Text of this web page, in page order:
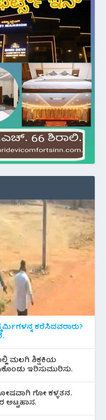
ಕರೆಸಿದವರಾರು?
ಮಲಗಿ ಶಿಕ್ಷಕಿಯ
ಇರಿಸುಮುರಿಸು.
ಗೋ ಕಳ್ಳತನ.
ಅಟ್ಟಹಾಸ.